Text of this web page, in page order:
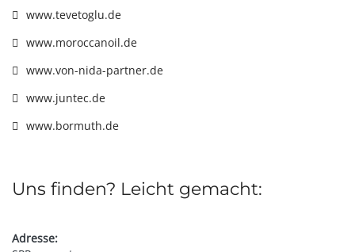
www.tevetoglu.de
www.moroccanoil.de
www.von-nida-partner.de
www.juntec.de
www.bormuth.de
Uns finden? Leicht gemacht:
Adresse: